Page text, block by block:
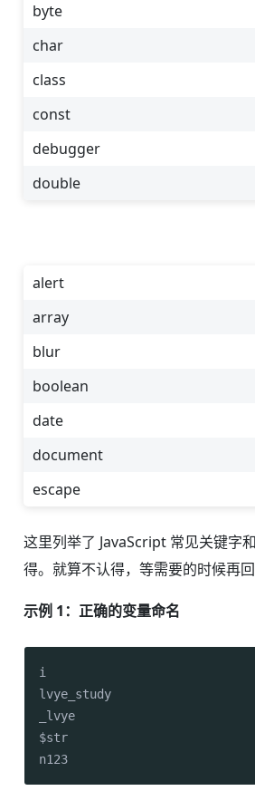
byte
char
class
const
debugger
double
alert
array
blur
boolean
date
document
escape
这里列举了 JavaScript 常见关键字
得。就算不认得，等需要的时候再
示例 1：正确的变量命名
i
lvye_study
_lvye
$str
n123